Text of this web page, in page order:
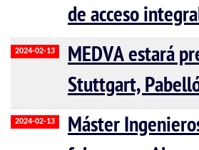
de acceso
2024-02-13
MEDVA estará
Stuttgart,
2024-02-13
Máster